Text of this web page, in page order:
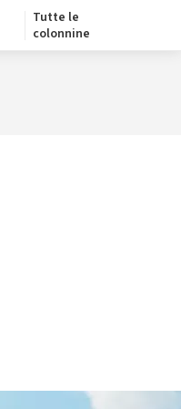
Tutte le
colonnine